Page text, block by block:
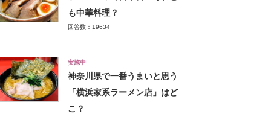
も中華料理？
回答数：19634
実施中
神奈川県で一番うまいと思う
「横浜家系ラーメン店」はど
こ？